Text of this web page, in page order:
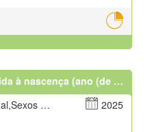
Esperança média de vida à nascença (ano (de idade))
Estrutura de grupo sexual,Sexos masculino e feminino
2025